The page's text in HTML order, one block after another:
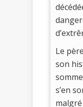
Le
son
s’en